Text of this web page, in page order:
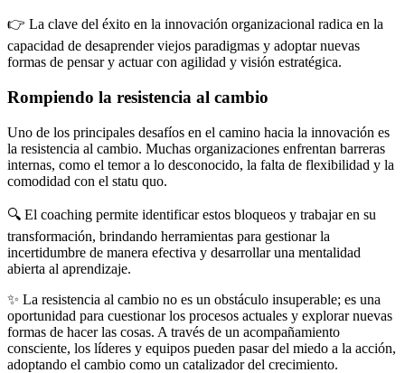
👉 La clave del éxito en la innovación organizacional radica en la
capacidad de desaprender viejos paradigmas y adoptar nuevas
formas de pensar y actuar con agilidad y visión estratégica.
Rompiendo la resistencia al cambio
Uno de los principales desafíos en el camino hacia la innovación es
la resistencia al cambio. Muchas organizaciones enfrentan barreras
internas, como el temor a lo desconocido, la falta de flexibilidad y la
comodidad con el statu quo.
🔍 El coaching permite identificar estos bloqueos y trabajar en su
transformación, brindando herramientas para gestionar la
incertidumbre de manera efectiva y desarrollar una mentalidad
abierta al aprendizaje.
✨ La resistencia al cambio no es un obstáculo insuperable; es una
oportunidad para cuestionar los procesos actuales y explorar nuevas
formas de hacer las cosas. A través de un acompañamiento
consciente, los líderes y equipos pueden pasar del miedo a la acción,
adoptando el cambio como un catalizador del crecimiento.